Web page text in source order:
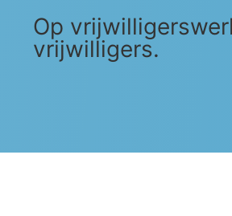
Op
vrijwilligers.